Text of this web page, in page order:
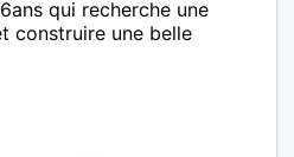
qui recherche une
construire une belle